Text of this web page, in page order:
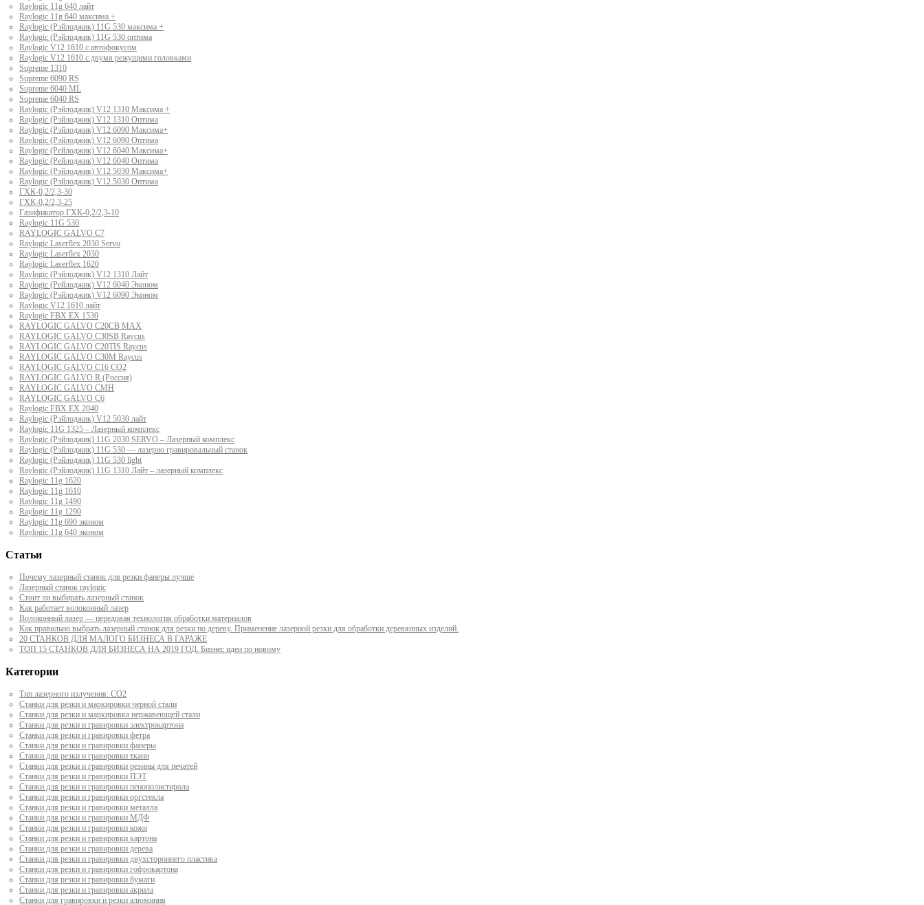
Raylogic 11g 640 лайт
Raylogic 11g 640 максима +
Raylogic (Рэйлоджик) 11G 530 максима +
Raylogic (Рэйлоджик) 11G 530 оптима
Raylogic V12 1610 с автофокусом
Raylogic V12 1610 с двумя режущими головками
Supreme 1310
Supreme 6090 RS
Supreme 6040 ML
Supreme 6040 RS
Raylogic (Рэйлоджик) V12 1310 Максима +
Raylogic (Рэйлоджик) V12 1310 Оптима
Raylogic (Рэйлоджик) V12 6090 Максима+
Raylogic (Рэйлоджик) V12 6090 Оптима
Raylogic (Рейлоджик) V12 6040 Максима+
Raylogic (Рейлоджик) V12 6040 Оптима
Raylogic (Рэйлоджик) V12 5030 Максима+
Raylogic (Рэйлоджик) V12 5030 Оптима
ГХК-0,2/2,3-30
ГХК-0,2/2,3-25
Газификатор ГХК-0,2/2,3-10
Raylogic 11G 530
RAYLOGIC GALVO С7
Raylogic Laserflex 2030 Servo
Raylogic Laserflex 2030
Raylogic Laserflex 1620
Raylogic (Рэйлоджик) V12 1310 Лайт
Raylogic (Рейлоджик) V12 6040 Эконом
Raylogic (Рэйлоджик) V12 6090 Эконом
Raylogic V12 1610 лайт
Raylogic FBX EX 1530
RAYLOGIC GALVO С20CB MAX
RAYLOGIC GALVO С30SB Raycus
RAYLOGIC GALVO C20TIS Raycus
RAYLOGIC GALVO С30M Raycus
RAYLOGIC GALVO С16 CO2
RAYLOGIC GALVO R (Россия)
RAYLOGIC GALVO CMH
RAYLOGIC GALVO С6
Raylogic FBX EX 2040
Raylogic (Рэйлоджик) V12 5030 лайт
Raylogic 11G 1325 – Лазерный комплекс
Raylogic (Рэйлоджик) 11G 2030 SERVO – Лазерный комплекс
Raylogic (Рэйлоджик) 11G 530 — лазерно гравировальный станок
Raylogic (Рэйлоджик) 11G 530 light
Raylogic (Рэйлоджик) 11G 1310 Лайт – лазерный комплекс
Raylogic 11g 1620
Raylogic 11g 1610
Raylogic 11g 1490
Raylogic 11g 1290
Raylogic 11g 690 эконом
Raylogic 11g 640 эконом
Статьи
Почему лазерный станок для резки фанеры лучше
Лазерный станок raylogic
Стоит ли выбирать лазерный станок
Как работает волоконный лазер
Волоконный лазер — передовая технология обработки материалов
Как правильно выбрать лазерный станок для резки по дереву. Применение лазерной резки для обработки деревянных изделий.
20 СТАНКОВ ДЛЯ МАЛОГО БИЗНЕСА В ГАРАЖЕ
ТОП 15 СТАНКОВ ДЛЯ БИЗНЕСА НА 2019 ГОД. Бизнес идеи по новому
Категории
Тип лазерного излучения: СО2
Станки для резки и маркировки черной стали
Станки для резки и маркировка нержавеющей стали
Станки для резки и гравировки электрокартона
Станки для резки и гравировки фетра
Станки для резки и гравировки фанеры
Станки для резки и гравировки ткани
Станки для резки и гравировки резины для печатей
Станки для резки и гравировки ПЭТ
Станки для резки и гравировки пенополистирола
Станки для резки и гравировки оргстекла
Станки для резки и гравировки металла
Станки для резки и гравировки МДФ
Станки для резки и гравировки кожи
Станки для резки и гравировки картона
Станки для резки и гравировки дерева
Станки для резки и гравировки двухстороннего пластика
Станки для резки и гравировки гофрокартона
Станки для резки и гравировки бумаги
Станки для резки и гравировки акрила
Станки для гравировки и резки алюминия